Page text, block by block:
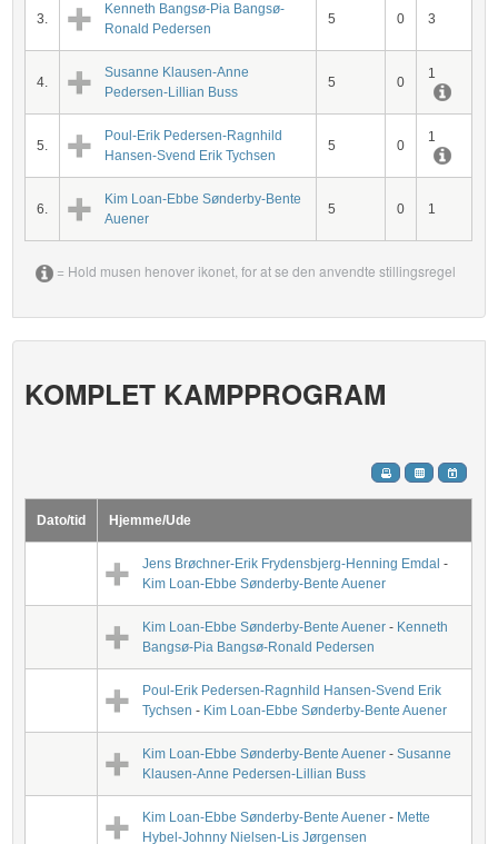
3.
Kenneth Bangsø-Pia Bangsø-
Ronald Pedersen
5 0 3
4.
Susanne Klausen-Anne
Pedersen-Lillian Buss
5 0
1
5.
Poul-Erik Pedersen-Ragnhild
Hansen-Svend Erik Tychsen
5 0
1
6.
Kim Loan-Ebbe Sønderby-Bente
Auener
5 0 1
= Hold musen henover ikonet, for at se den anvendte stillingsregel
KOMPLET KAMPPROGRAM
Dato/tid Hjemme/Ude
Jens Brøchner-Erik Frydensbjerg-Henning Emdal -
Kim Loan-Ebbe Sønderby-Bente Auener
Kim Loan-Ebbe Sønderby-Bente Auener - Kenneth
Bangsø-Pia Bangsø-Ronald Pedersen
Poul-Erik Pedersen-Ragnhild Hansen-Svend Erik
Tychsen - Kim Loan-Ebbe Sønderby-Bente Auener
Kim Loan-Ebbe Sønderby-Bente Auener -Susanne
Klausen-Anne Pedersen-Lillian Buss
Kim Loan-Ebbe Sønderby-Bente Auener - Mette
Hybel-Johnny Nielsen-Lis Jørgensen